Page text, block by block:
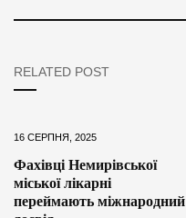
RELATED POST
16 СЕРПНЯ, 2025
Фахівці Немирівської
міської лікарні
переймають міжнародний